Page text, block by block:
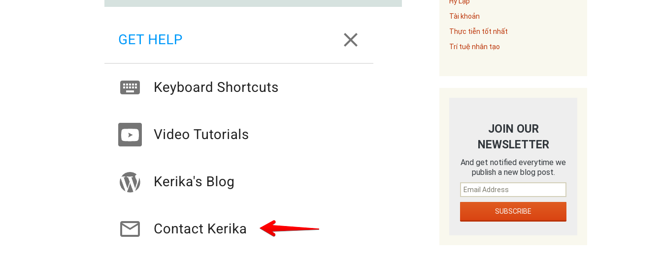
Tài khoản
Thực tiễn tốt nhất
Trí tuệ nhân tạo
JOIN OUR
NEWSLETTER
And get notified everytime we
publish a new blog post.